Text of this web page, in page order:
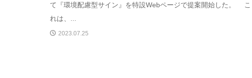
て『環境配慮型サイン』を特設Webページで提案開始した。 こ
れは、...
2023.07.25